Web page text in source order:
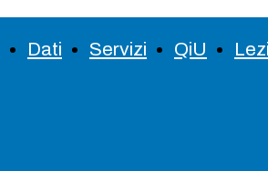
Dati Servizi QiU